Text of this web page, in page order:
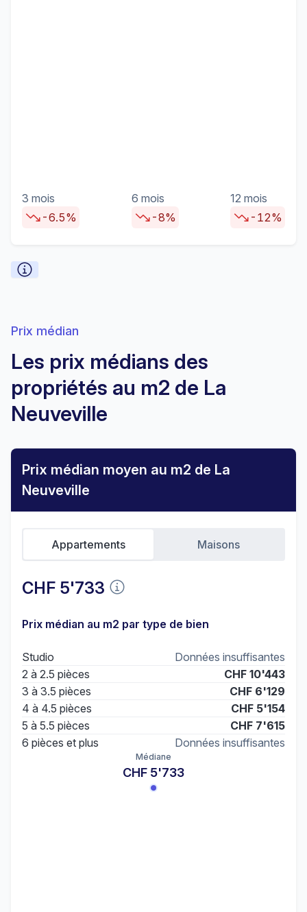
3 mois
-6.5%
6 mois
-8%
12 mois
-12%
Prix médian
Les prix médians des
propriétés au m2 de La
Neuveville
Prix médian moyen au m2 de La
Neuveville
CHF 5'733
Appartements Maisons
Prix médian au m2 par type de bien
Studio
Données insuffisantes
2 à 2.5 pièces
CHF 10'443
3 à 3.5 pièces
CHF 6'129
4 à 4.5 pièces
CHF 5'154
5 à 5.5 pièces
CHF 7'615
6 pièces et plus
Données insuffisantes
Médiane
CHF 5'733